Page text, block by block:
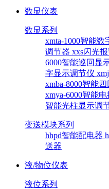
数显仪表
数显系列
xmta-1000智能数
调节器 xxs闪光
6000智能巡回显
字显示调节仪
xmba-8000智能
xmya-6000智能
智能光柱显示调
变送模块系列
hhpd智能配电器
送器
液/物位仪表
液位系列